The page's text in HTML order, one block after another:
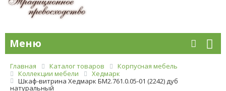
Меню
Главная Каталог товаров
Корпусная мебель
Коллекции мебели
Хедмарк
Шкаф-витрина Хедмарк БМ2.761.0.05-01 (2242) дуб
натуральный